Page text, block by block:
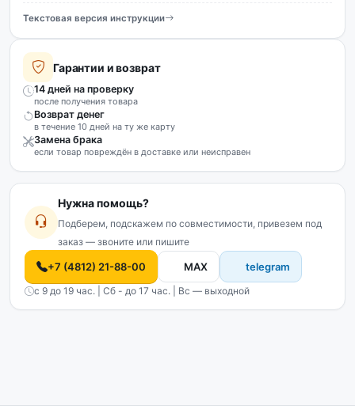
Текстовая версия инструкции
Гарантии и возврат
14 дней на проверку
после получения товара
Возврат денег
в течение 10 дней на ту же карту
Замена брака
если товар повреждён в доставке или неисправен
Нужна помощь?
Подберем, подскажем по совместимости, привезем под
заказ — звоните или пишите
+7 (4812) 21-88-00 MAX telegram
с 9 до 19 час. | Сб - до 17 час. | Вс — выходной